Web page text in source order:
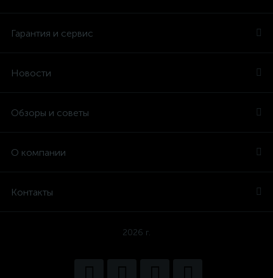
Гарантия и сервис
Новости
Обзоры и советы
О компании
Контакты
2026 г.